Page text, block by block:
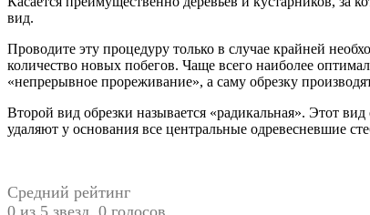
вид.
Проводите эту процедуру только в случае крайней
количество новых побегов. Чаще всего наиболее
«непрерывное прореживание», а саму обрезку
Второй вид обрезки называется «радикальная». Этот
удаляют у основания все центральные одревесневшие
Средний рейтинг